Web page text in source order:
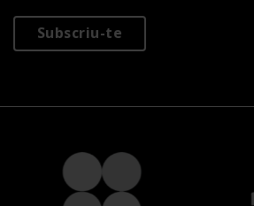
Subscriu-te